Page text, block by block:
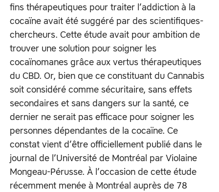
fins thérapeutiques pour traiter l’addiction à la
cocaïne avait été suggéré par des scientifiques-
chercheurs. Cette étude avait pour ambition de
trouver une solution pour soigner les
cocaïnomanes grâce aux vertus thérapeutiques
du CBD. Or, bien que ce constituant du Cannabis
soit considéré comme sécuritaire, sans effets
secondaires et sans dangers sur la santé, ce
dernier ne serait pas efficace pour soigner les
personnes dépendantes de la cocaïne. Ce
constat vient d’être officiellement publié dans le
journal de l’Université de Montréal par Violaine
Mongeau-Pérusse. À l’occasion de cette étude
récemment menée à Montréal auprès de 78